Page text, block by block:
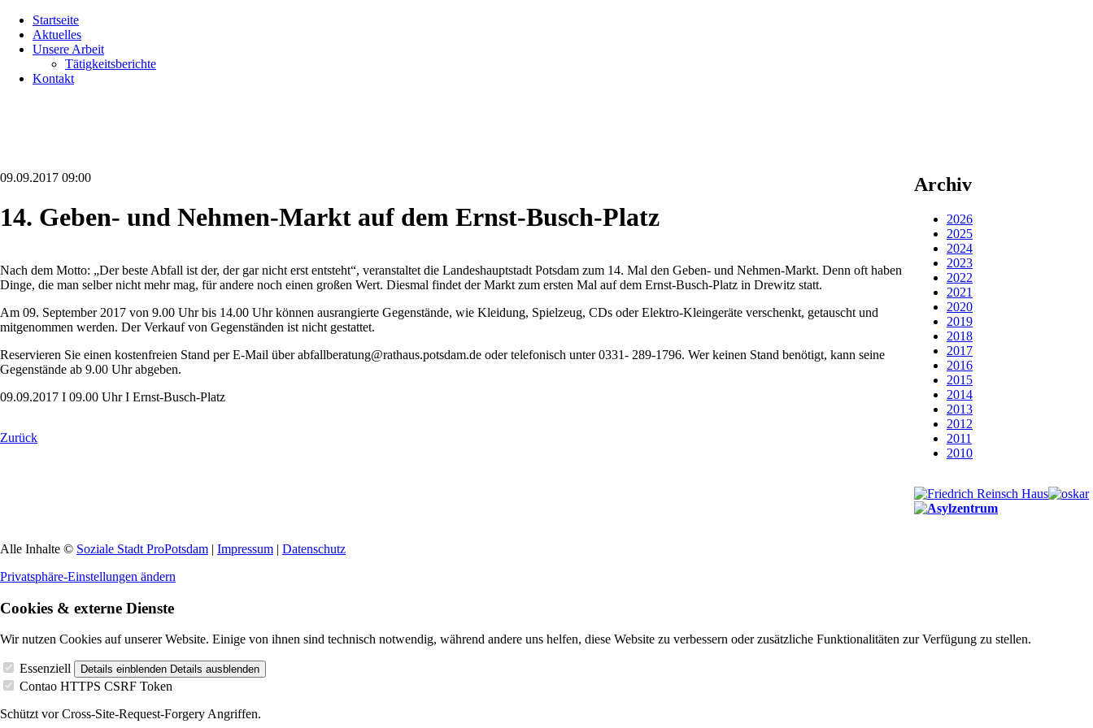
überspringen
Startseite
Aktuelles
Unsere Arbeit
Tätigkeitsberichte
Kontakt
09.09.2017 09:00
14. Geben- und Nehmen-Markt auf dem Ernst-Busch-Platz
Nach dem Motto: „Der beste Abfall ist der, der gar nicht erst entsteht“, veranstaltet die Landeshauptstadt Potsdam zum 14. Mal den Geben- und Nehmen-Markt. Denn oft haben
Dinge, die man selber nicht mehr mag, für andere noch einen großen Wert. Diesmal findet der Markt zum ersten Mal auf dem Ernst-Busch-Platz in Drewitz statt.
Am 09. September 2017 von 9.00 Uhr bis 14.00 Uhr können ausrangierte Gegenstände, wie Kleidung, Spielzeug, CDs oder Elektro-Kleingeräte verschenkt, getauscht und
mitgenommen werden. Der Verkauf von Gegenständen ist nicht gestattet.
Reservieren Sie einen kostenfreien Stand per E-Mail über abfallberatung@rathaus.potsdam.de oder telefonisch unter 0331- 289-1796. Wer keinen Stand benötigt, kann seine
Gegenstände ab 9.00 Uhr abgeben.
09.09.2017 I 09.00 Uhr I Ernst-Busch-Platz
Zurück
Archiv
2026
2025
2024
2023
2022
2021
2020
2019
2018
2017
2016
2015
2014
2013
2012
2011
2010
Alle Inhalte © Soziale Stadt ProPotsdam | Impressum | Datenschutz
Privatsphäre-Einstellungen ändern
Cookies & externe Dienste
Wir nutzen Cookies auf unserer Website. Einige von ihnen sind technisch notwendig, während andere uns helfen, diese Website zu verbessern oder zusätzliche Funktionalitäten zur Verfügung zu stellen.
Essenziell Details einblenden Details ausblenden
Contao HTTPS CSRF Token
Schützt vor Cross-Site-Request-Forgery Angriffen.